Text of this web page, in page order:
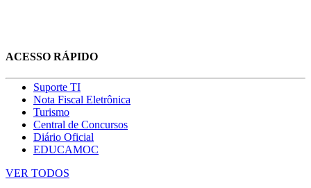
ACESSO RÁPIDO
Suporte TI
Nota Fiscal Eletrônica
Turismo
Central de Concursos
Diário Oficial
EDUCAMOC
VER TODOS